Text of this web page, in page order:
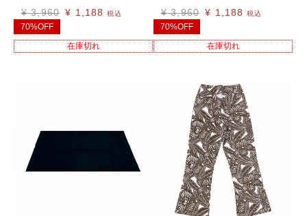
¥ 3,960 ¥ 1,188 税込
70%OFF
在庫切れ
¥ 3,960 ¥ 1,188 税込
70%OFF
在庫切れ